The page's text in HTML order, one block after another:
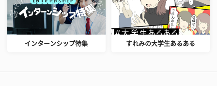
インターンシップ特集 すれみの大学生あるある